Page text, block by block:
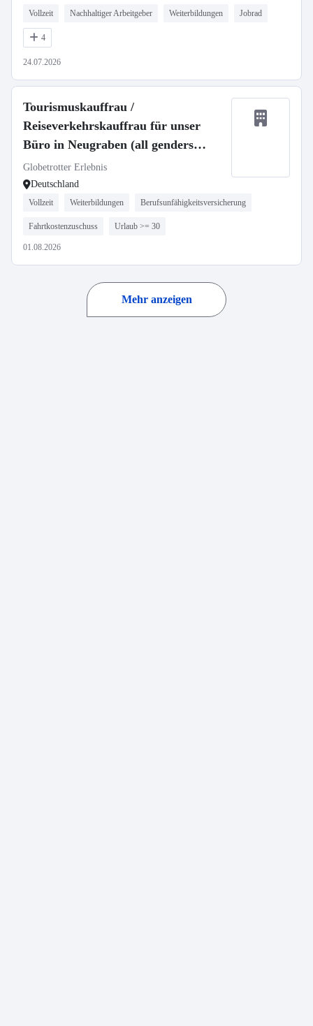
Vollzeit Nachhaltiger Arbeitgeber Weiterbildungen Jobrad
4
24.07.2026
Tourismuskauffrau /
Reiseverkehrskauffrau für unser
Büro in Neugraben (all genders
welcome)
Globetrotter Erlebnis
Deutschland
Vollzeit Weiterbildungen Berufsunfähigkeitsversicherung
Fahrtkostenzuschuss Urlaub >= 30
01.08.2026
Mehr anzeigen